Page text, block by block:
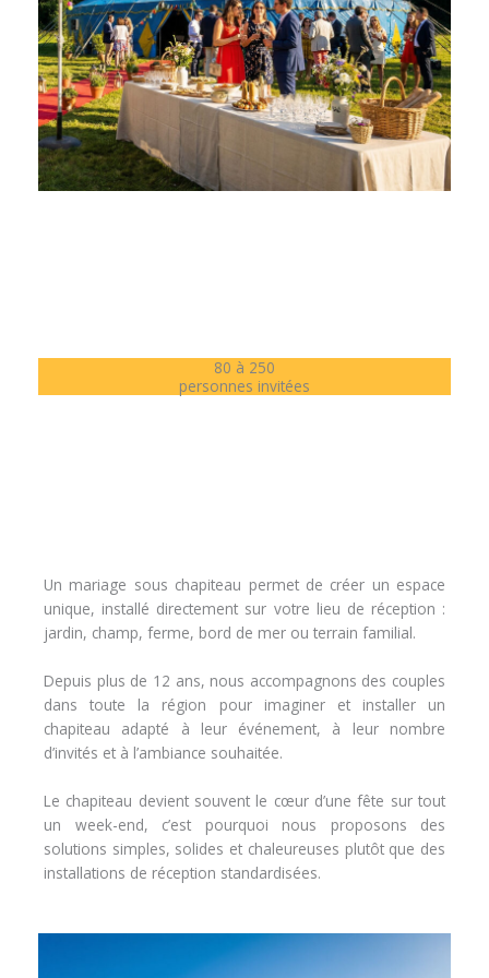
80 à 250
personnes invitées
Un mariage sous chapiteau permet de créer un espace
unique, installé directement sur votre lieu de réception :
jardin, champ, ferme, bord de mer ou terrain familial.
Depuis plus de 12 ans, nous accompagnons des couples
dans toute la région pour imaginer et installer un
chapiteau adapté à leur événement, à leur nombre
d’invités et à l’ambiance souhaitée.
Le chapiteau devient souvent le cœur d’une fête sur tout
un week-end, c’est pourquoi nous proposons des
solutions simples, solides et chaleureuses plutôt que des
installations de réception standardisées.